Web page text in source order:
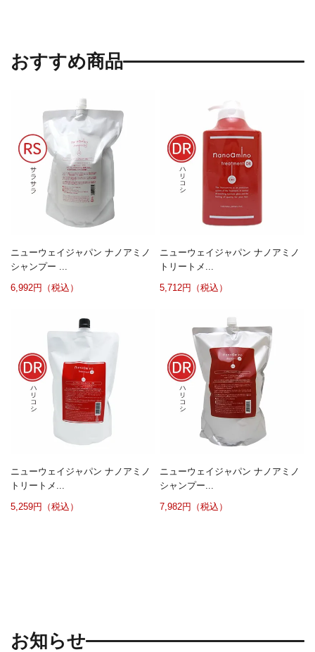
おすすめ商品
ニューウェイジャパン ナノアミノ
シャンプー ...
6,992円（税込）
ニューウェイジャパン ナノアミノ
トリートメ...
5,712円（税込）
ニューウェイジャパン ナノアミノ
トリートメ...
5,259円（税込）
ニューウェイジャパン ナノアミノ
シャンプー...
7,982円（税込）
お知らせ